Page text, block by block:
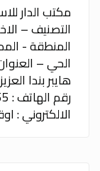
مكتب الدار
التصنيف –
المنطقة -
الحي –
هايبر بندا
الالكتروني :